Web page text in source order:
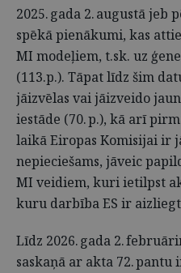
2025. gada 2. augustā jeb
spēkā pienākumi, kas
MI modeļiem, t.sk. uz
(113.p.). Tāpat līdz šim
jāizvēlas vai jāizveido
iestāde (70. p.), kā arī
laikā Eiropas Komisijai ir
nepieciešams, jāveic
MI veidiem, kuri ietilpst
kuru darbība ES ir
Līdz 2026. gada 2.
saskaņā ar akta 72. pantu